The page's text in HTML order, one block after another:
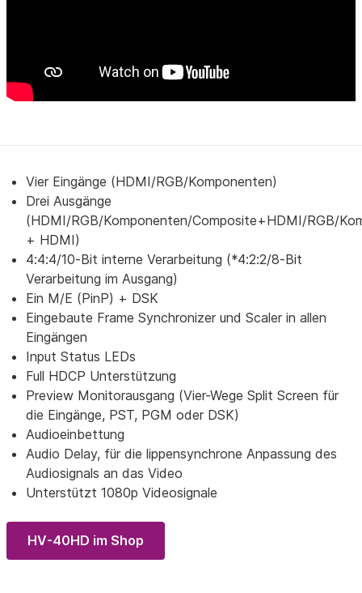
Vier Eingänge (HDMI/RGB/Komponenten)
Drei Ausgänge
(HDMI/RGB/Komponenten/Composite+HDMI/RGB/
+ HDMI)
4:4:4/10-Bit interne Verarbeitung (*4:2:2/8-Bit
Verarbeitung im Ausgang)
Ein M/E (PinP) + DSK
Eingebaute Frame Synchronizer und Scaler in allen
Eingängen
Input Status LEDs
Full HDCP Unterstützung
Preview Monitorausgang (Vier-Wege Split Screen für
die Eingänge, PST, PGM oder DSK)
Audioeinbettung
Audio Delay, für die lippensynchrone Anpassung des
Audiosignals an das Video
Unterstützt 1080p Videosignale
HV-40HD im Shop